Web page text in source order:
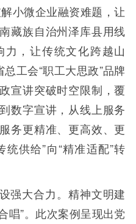
小微企业融资难题，让
藏族自治州泽库县用线
力，让传统文化跨越山
工会“职工大思政”品牌
宣讲突破时空限制，覆
数字宣讲，从线上服务
务更精准、更高效、更
供给”向“精准适配”转
强大合力。精神文明建
唱”。此次案例呈现出党